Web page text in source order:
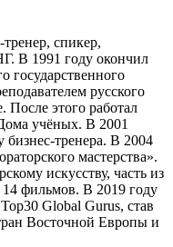
тренер, спикер,
В 1991 году окончил
государственного
русского
После этого работал
учёных. В 2001
бизнес-тренера. В 2004
мастерства».
искусству, часть из
14 фильмов. В 2019 году
Global Gurus, став
Восточной Европы и